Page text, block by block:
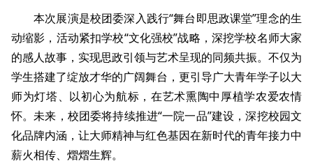
本次展演是校团委深入践行“舞台即思政课堂”理念的生
动缩影，活动紧扣学校“文化强校”战略，深挖学校名师大家
的感人故事，实现思政引领与艺术呈现的同频共振。不仅为
学生搭建了绽放才华的广阔舞台，更引导广大青年学子以大
师为灯塔、以初心为航标，在艺术熏陶中厚植学农爱农情
怀。未来，校团委将持续推进“一院一品”建设，深挖校园文
化品牌内涵，让大师精神与红色基因在新时代的青年接力中
薪火相传、熠熠生辉。